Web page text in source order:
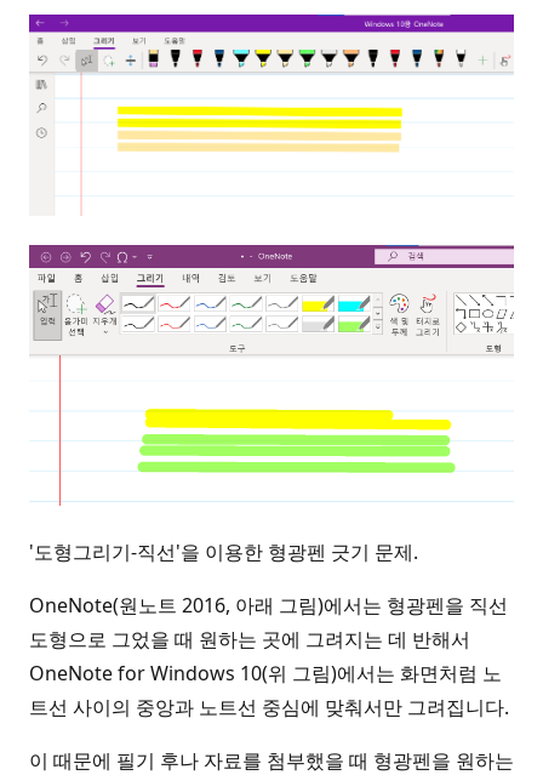
'도형그리기-직선'을 이용한 형광펜 긋기 문제.
OneNote(원노트 2016, 아래 그림)에서는 형광펜을 직선
도형으로 그었을 때 원하는 곳에 그려지는 데 반해서
OneNote for Windows 10(위 그림)에서는 화면처럼 노
트선 사이의 중앙과 노트선 중심에 맞춰서만 그려집니다.
이 때문에 필기 후나 자료를 첨부했을 때 형광펜을 원하는